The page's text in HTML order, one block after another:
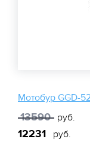
Мотобур GGD-
13590 руб.
12231 руб.